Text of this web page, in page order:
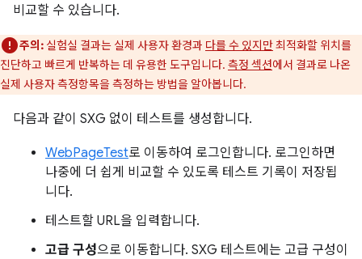
비교할 수 있습니다.
주의: 실험실 결과는 실제 사용자 환경과 다를 수 있지만최적화할 위치를
진단하고 빠르게 반복하는 데 유용한 도구입니다. 측정 섹션에서 결과로 나온
실제 사용자 측정항목을 측정하는 방법을 알아봅니다.
다음과 같이 SXG 없이 테스트를 생성합니다.
WebPageTest로 이동하여 로그인합니다. 로그인하면
나중에 더 쉽게 비교할 수 있도록 테스트 기록이 저장됩
니다.
테스트할 URL을 입력합니다.
고급 구성으로 이동합니다. SXG 테스트에는 고급 구성이